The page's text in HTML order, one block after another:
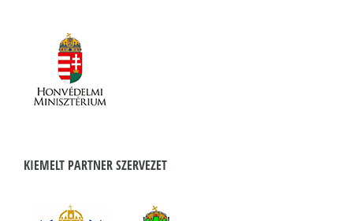
KIEMELT PARTNER SZERVEZET